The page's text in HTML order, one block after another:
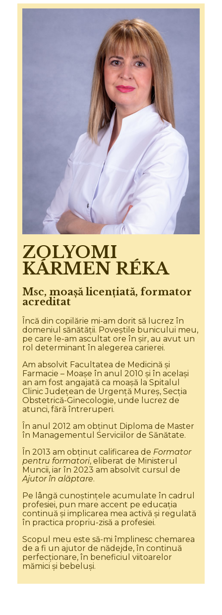
II. Programul BUN VENIT!
III. Pachetul BUN VENIT – PLUS
IV. Pachetul „COMPLET PREGĂTIT”
V. Curs de prim ajutor pentru sugari și copii
VI. Gimnastică gravide și bebe & mamă
VII. Consultație individuală
BLOG
GALERIE
DESPRE NOI
Echipa
Întrebări frecvente
Review
Contact
ZOLYOMI
KÁRMEN RÉKA
Msc, moașă licențiată, formator
acreditat
Încă din copilărie mi-am dorit să lucrez în
domeniul sănătății. Poveștile bunicului meu,
pe care le-am ascultat ore în șir, au avut un
rol determinant în alegerea carierei.
Am absolvit Facultatea de Medicină și
Farmacie – Moașe în anul 2010 și în același
an am fost angajată ca moașă la Spitalul
Clinic Județean de Urgență Mureș, Secția
Obstetrică-Ginecologie, unde lucrez de
atunci, fără întreruperi.
În anul 2012 am obținut Diploma de Master
în Managementul Serviciilor de Sănătate.
În 2013 am obținut calificarea de Formator
pentru formatori, eliberat de Ministerul
Muncii, iar în 2023 am absolvit cursul de
Ajutor în alăptare.
Pe lângă cunoștințele acumulate în cadrul
profesiei, pun mare accent pe educația
continuă și implicarea mea activă și regulată
în practica propriu-zisă a profesiei.
Scopul meu este să-mi împlinesc chemarea
de a fi un ajutor de nădejde, în continuă
perfecționare, în beneficiul viitoarelor
mămici și bebeluși.